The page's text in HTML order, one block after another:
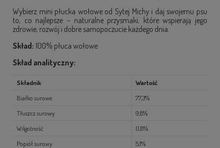
Wybierz mini płucka wołowe od Sytej Michy i daj swojemu psu
to, co najlepsze – naturalne przysmaki, które wspierają jego
zdrowie, rozwój i dobre samopoczucie każdego dnia.
Skład: 100% płuca wołowe
Skład analityczny:
Składnik
Wartość
Białko surowe
77,3%
Tłuszcz surowy
9,8%
Wilgotność
0,8%
Popiół surowy
5,1%